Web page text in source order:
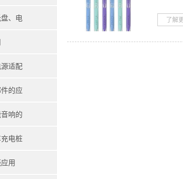
）、电
适配
of
power
的应
of TV
响的
of
电桩
用
了解